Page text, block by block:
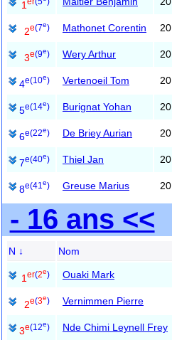
1
2e(7e) Mathonet Corentin 20
3e(9e) Wery Arthur 20
4e(10e) Vertenoeil Tom 20
5e(14e) Burignat Yohan 20
6e(22e) De Briey Aurian 20
7e(40e) Thiel Jan 20
8e(41e) Greuse Marius 20
- 16 ans <<
N ↓ Nom
1 er(2e) Ouaki Mark
2e(3e) Vernimmen Pierre
3e(12e) Nde Chimi Leynell Frey